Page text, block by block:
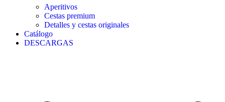
Aperitivos
Cestas premium
Detalles y cestas originales
Catálogo
DESCARGAS